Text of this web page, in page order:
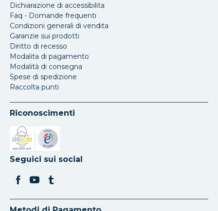
Dichiarazione di accessibilita
Faq - Domande frequenti
Condizioni generali di vendita
Garanzie sui prodotti
Diritto di recesso
Modalita di pagamento
Modalità di consegna
Spese di spedizione
Raccolta punti
Riconoscimenti
Si apre in una nuova scheda
Si apre in una nuova scheda
Seguici sui social